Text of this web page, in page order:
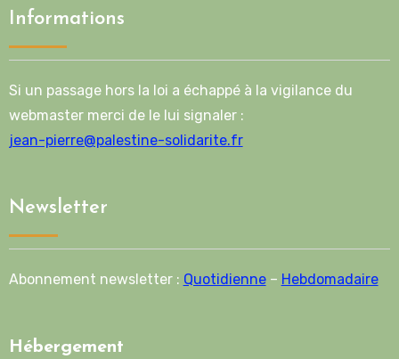
Informations
Si un passage hors la loi a échappé à la vigilance du
webmaster merci de le lui signaler :
jean-pierre@palestine-solidarite.fr
Newsletter
Abonnement newsletter : Quotidienne– Hebdomadaire
Hébergement